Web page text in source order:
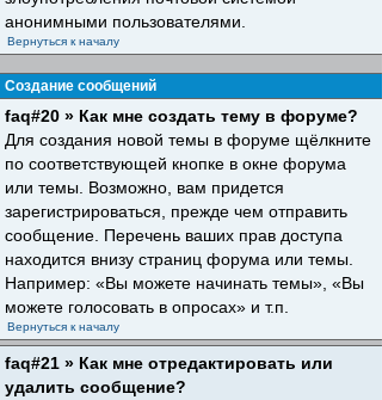
анонимными пользователями.
Вернуться к началу
Создание сообщений
faq#20 » Как мне создать тему в форуме?
Для создания новой темы в форуме щёлкните
по соответствующей кнопке в окне форума
или темы. Возможно, вам придется
зарегистрироваться, прежде чем отправить
сообщение. Перечень ваших прав доступа
находится внизу страниц форума или темы.
Например: «Вы можете начинать темы», «Вы
можете голосовать в опросах» и т.п.
Вернуться к началу
faq#21 » Как мне отредактировать или
удалить сообщение?